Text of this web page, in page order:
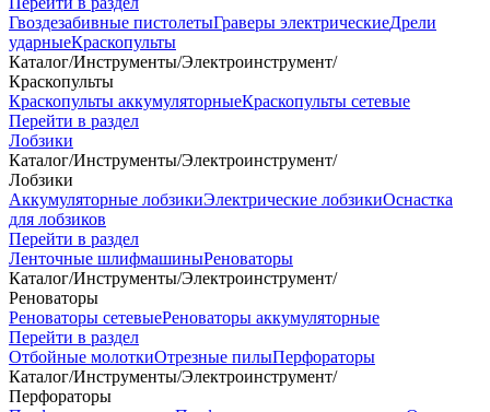
Гвоздезабивные пистолетыГраверы электрическиеДрели
ударныеКраскопульты
Каталог/Инструменты/Электроинструмент/
Краскопульты
Краскопульты аккумуляторныеКраскопульты сетевые
Перейти в раздел
Лобзики
Каталог/Инструменты/Электроинструмент/
Лобзики
Аккумуляторные лобзикиЭлектрические лобзикиОснастка
для лобзиков
Перейти в раздел
Ленточные шлифмашиныРеноваторы
Каталог/Инструменты/Электроинструмент/
Реноваторы
Реноваторы сетевыеРеноваторы аккумуляторные
Перейти в раздел
Отбойные молоткиОтрезные пилыПерфораторы
Каталог/Инструменты/Электроинструмент/
Перфораторы